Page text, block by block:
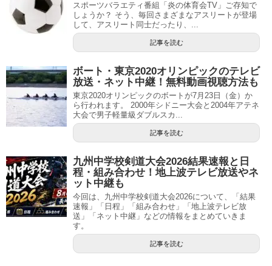
スポーツバラエティ番組「炎の体育会TV」ご存知で
しょうか？ そう、毎回さまざまなアスリートが登場
して、アスリート同士だったり、...
記事を読む
ボート・東京2020オリンピックのテレビ
放送・ネット中継！無料動画視聴方法も
東京2020オリンピックのボートが7月23日（金）か
ら行われます。 2000年シドニー大会と2004年アテネ
大会で男子軽量級ダブルスカ...
記事を読む
九州中学校剣道大会2026結果速報と日
程・組み合わせ！地上波テレビ放送やネ
ット中継も
今回は、九州中学校剣道大会2026について、「結果
速報」「日程」「組み合わせ」「地上波テレビ放
送」「ネット中継」などの情報をまとめていきま
す。
記事を読む